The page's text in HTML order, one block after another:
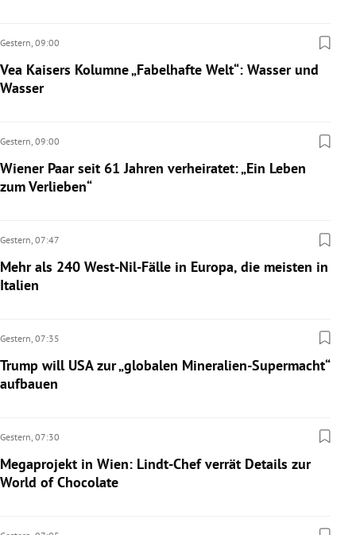
Gestern, 09:00
Vea Kaisers Kolumne „Fabelhafte Welt“: Wasser und
Wasser
Gestern, 09:00
Wiener Paar seit 61 Jahren verheiratet: „Ein Leben
zum Verlieben“
Gestern, 07:47
Mehr als 240 West-Nil-Fälle in Europa, die meisten in
Italien
Gestern, 07:35
Trump will USA zur „globalen Mineralien-Supermacht“
aufbauen
Gestern, 07:30
Megaprojekt in Wien: Lindt-Chef verrät Details zur
World of Chocolate